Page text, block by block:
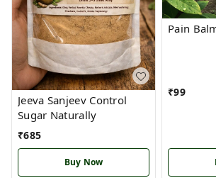
Jeeva Sanjeev Control
Sugar Naturally
₹685
Buy Now
Pain
₹99